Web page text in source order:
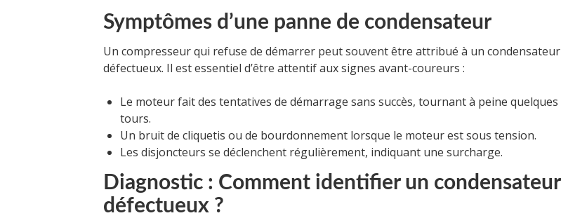
Symptômes d’une panne de condensateur
Un compresseur qui refuse de démarrer peut souvent être attribué à un condensateur
défectueux. Il est essentiel d’être attentif aux signes avant-coureurs :
Le moteur fait des tentatives de démarrage sans succès, tournant à peine quelques
tours.
Un bruit de cliquetis ou de bourdonnement lorsque le moteur est sous tension.
Les disjoncteurs se déclenchent régulièrement, indiquant une surcharge.
Diagnostic : Comment identifier un condensateur
défectueux ?